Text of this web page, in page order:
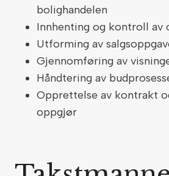
bolighandelen
Innhenting og kontroll av
Utforming av
Gjennomføring av
Håndtering av
Opprettelse av kontrakt
oppgjør